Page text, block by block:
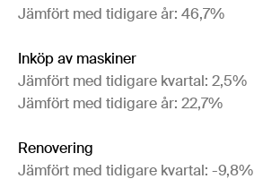
Jämfört med tidigare år: 46,7%
Inköp av maskiner
Jämfört med tidigare kvartal: 2,5%
Jämfört med tidigare år: 22,7%
Renovering
Jämfört med tidigare kvartal: -9,8%